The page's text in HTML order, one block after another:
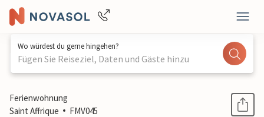
Wo würdest du gerne hingehen?
Fügen Sie Reiseziel, Daten und Gäste hinzu
1 / 26
Ferienwohnung
Saint Affrique
FMV045